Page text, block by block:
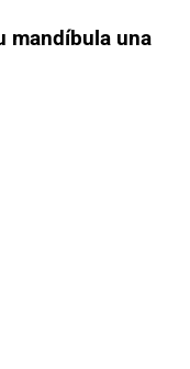
mandíbula una